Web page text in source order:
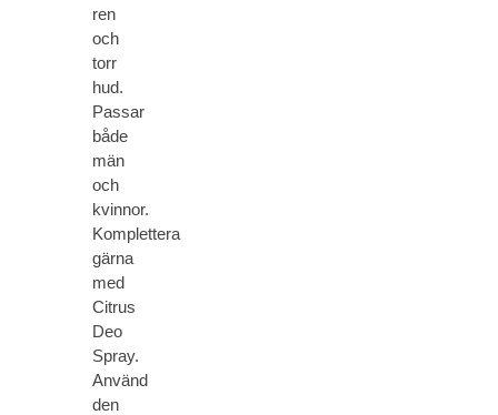
ren
och
torr
hud.
Passar
både
män
och
kvinnor.
Komplettera
gärna
med
Citrus
Deo
Spray.
Använd
den